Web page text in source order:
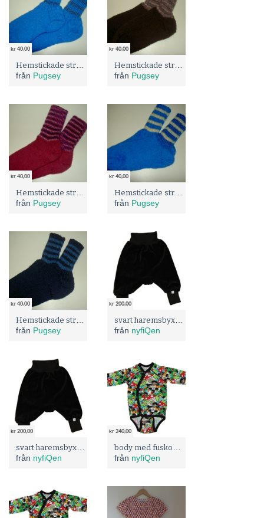
kr 40,00
från Pugsey
kr 40,00
från Pugsey
kr 40,00
från Pugsey
kr 40,00
från Pugsey
kr 40,00
från Pugsey
kr 200,00
från nyfiQen
kr 200,00
från nyfiQen
kr 240,00
från nyfiQen